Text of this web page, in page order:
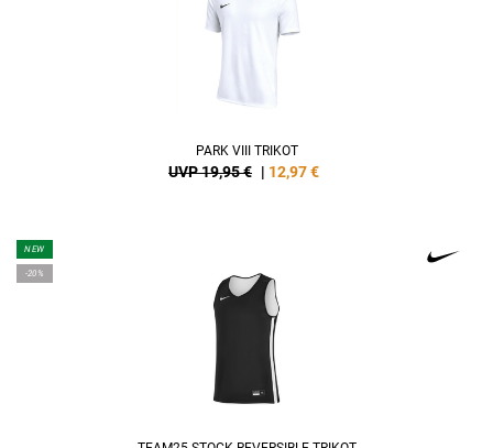
PARK VIII TRIKOT
UVP 19,95 € | 12,97€
NEW
-20%